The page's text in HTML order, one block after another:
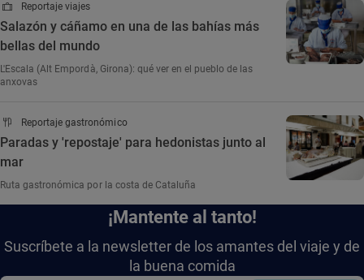
Reportaje viajes
Salazón y cáñamo en una de las bahías más
bellas del mundo
L'Escala (Alt Empordà, Girona): qué ver en el pueblo de las
anxovas
Reportaje gastronómico
Paradas y 'repostaje' para hedonistas junto al
mar
Ruta gastronómica por la costa de Cataluña
¡Mantente al tanto!
Suscríbete a la newsletter de los amantes del viaje y de
la buena comida